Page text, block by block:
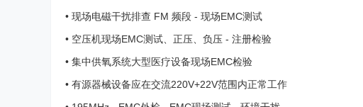
• 现场电磁干扰排查 FM 频段 - 现场EMC测试
• 空压机现场EMC测试、正压、负压 - 注册检验
• 集中供氧系统大型医疗设备现场EMC检验
• 有源器械设备应在交流220V+22V范围内正常工作